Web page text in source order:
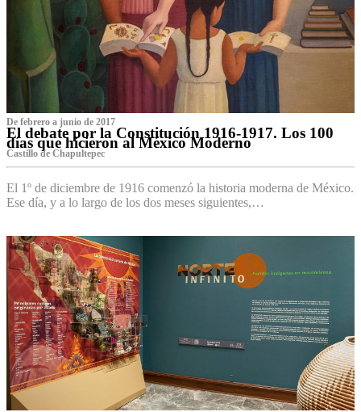
De febrero a junio de 2017
El debate por la Constitución 1916-1917. Los 100
días que hicieron al México Moderno
Castillo de Chapultepec
El 1º de diciembre de 1916 comenzó la historia moderna de México.
Ese día, y a lo largo de los dos meses siguientes,…